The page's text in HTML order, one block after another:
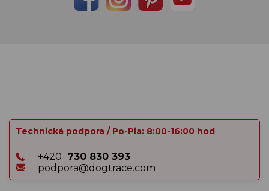
Technická podpora / Po-Pia: 8:00-16:00 hod
+420 730 830 393
podpora@dogtrace.com